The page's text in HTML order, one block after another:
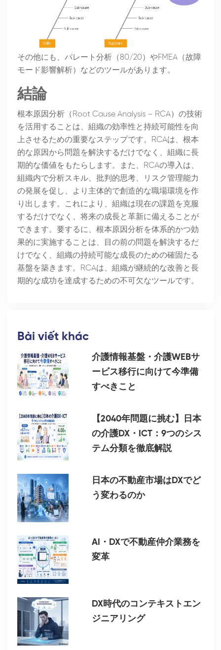
その他にも、パレート分析（80/20）やFMEA（故障
モード影響解析）などのツールがあります。
結論
根本原因分析（Root Cause Analysis – RCA）の技術
を活用することは、組織の効率性と持続可能性を向
上させるための重要なステップです。RCAは、根本
的な原因から問題を解決するだけでなく、組織に長
期的な価値をもたらします。また、RCAの導入は、
組織内で分析スキル、批判的思考、リスク管理能力
の発展を促し、より主体的で創造的な職場環境を作
り出します。これにより、組織は現在の課題を克服
するだけでなく、将来の成長と革新に備えることが
できます。要するに、根本原因分析を体系的かつ効
果的に実施することは、目の前の問題を解決するだ
けでなく、組織の持続可能な成長のための確固たる
基盤を築きます。RCAは、組織が継続的な改善と長
期的な成功を達成するための不可欠なツールです。
Bài viết khác
介護情報基盤・介護WEBサ
ービス移行に向けて今準備
すべきこと
【2040年問題に挑む】日本
の介護DX・ICT：9つのシス
テム分類を徹底解説
日本の不動産市場はDXでど
う変わるのか
AI・DXで不動産仲介業務を
変革
DX時代のコンテキストエン
ジニアリング